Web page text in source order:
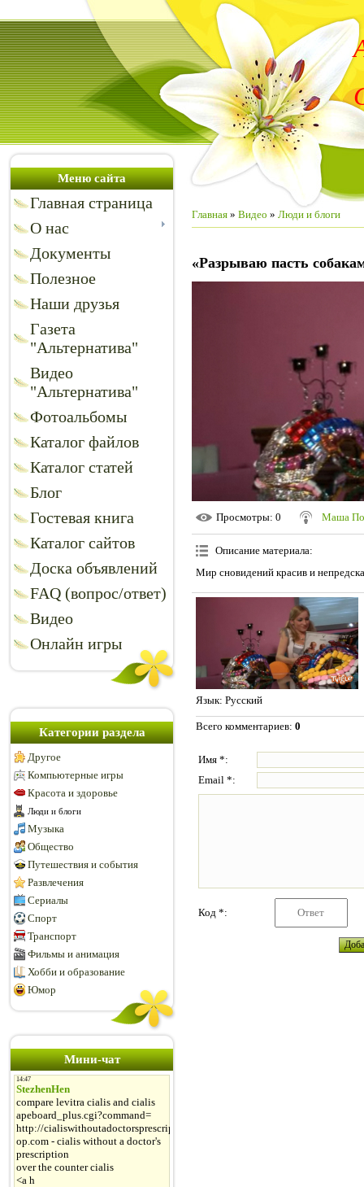
Меню сайта
Главная страница
О нас
Документы
Полезное
Наши друзья
Газета
"Альтернатива"
Видео
"Альтернатива"
Фотоальбомы
Каталог файлов
Каталог статей
Блог
Гостевая книга
Каталог сайтов
Доска объявлений
FAQ (вопрос/ответ)
Видео
Онлайн игры
Категории раздела
Другое
Компьютерные игры
Красота и здоровье
Люди и блоги
Музыка
Общество
Путешествия и события
Развлечения
Сериалы
Спорт
Транспорт
Фильмы и анимация
Хобби и образование
Юмор
Мини-чат
Главная » Видео » Люди и блоги
«Разрываю пасть
Просмотры: 0 Маша
Описание материала:
Мир сновидений красив и
Язык: Русский
Всего комментариев: 0
Имя *:
Email *:
Код *: